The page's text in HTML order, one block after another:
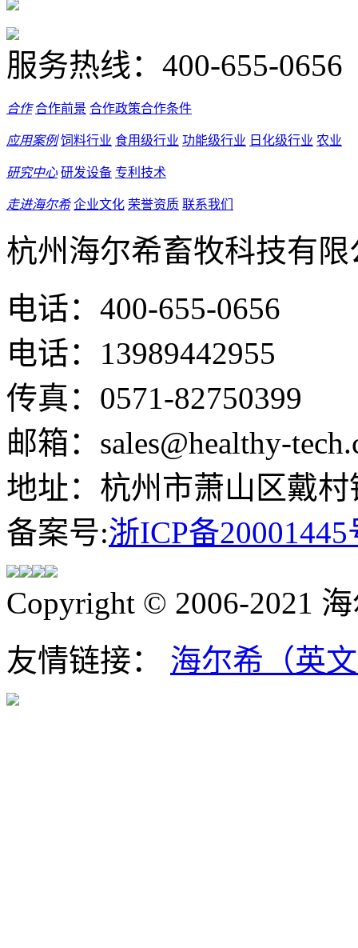
服务热线： 400-655-0656
合作 合作前景 合作政策合作条件
应用案例 饲料行业 食用级行业 功能级行业 日化级行业 农业
研究中心 研发设备 专利技术
走进海尔希 企业文化 荣誉资质 联系我们
杭州海尔希畜牧科技有限
电话：400-655-0656
电话：13989442955
传真：0571-82750399
邮箱：sales@healthy-
地址：杭州市萧山区戴
备案号:浙ICP备20001445
Copyright © 2006-2021
友情链接： 海尔希（英